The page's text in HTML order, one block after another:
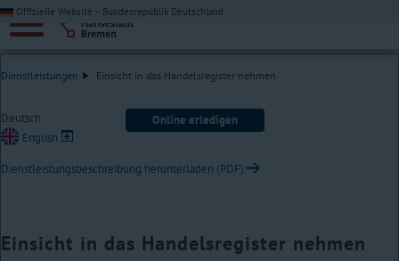
Offizielle Website – Bundesrepublik Deutschland
Dienstleistungen Einsicht in das Handelsregister nehmen
Online erledigen
Deutsch
English
Dienstleistungsbeschreibung herunterladen (PDF)
Einsicht in das Handelsregister nehmen